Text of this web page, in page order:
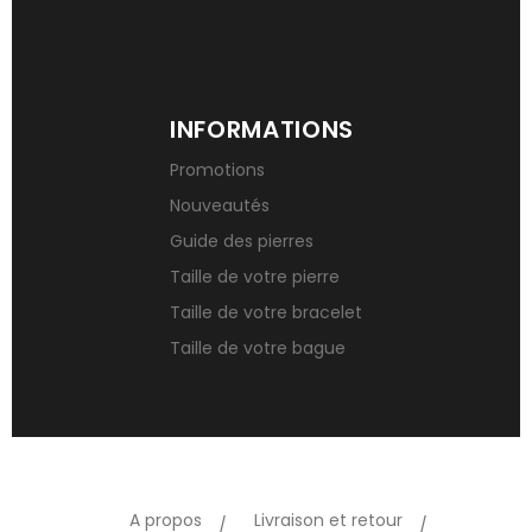
INFORMATIONS
Promotions
Nouveautés
Guide des pierres
Taille de votre pierre
Taille de votre bracelet
Taille de votre bague
A propos Livraison et retour